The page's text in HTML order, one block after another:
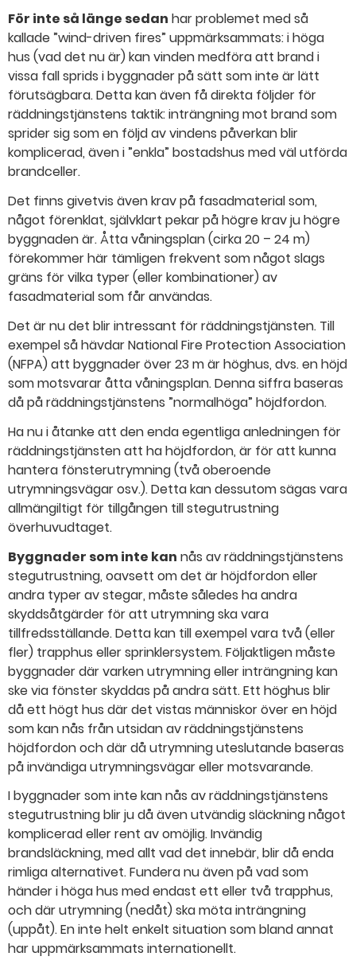
För inte så länge sedan har problemet med så
kallade ”wind-driven fires” uppmärksammats: i höga
hus (vad det nu är) kan vinden medföra att brand i
vissa fall sprids i byggnader på sätt som inte är lätt
förutsägbara. Detta kan även få direkta följder för
räddningstjänstens taktik: inträngning mot brand som
sprider sig som en följd av vindens påverkan blir
komplicerad, även i ”enkla” bostadshus med väl utförda
brandceller.
Det finns givetvis även krav på fasadmaterial som,
något förenklat, självklart pekar på högre krav ju högre
byggnaden är. Åtta våningsplan (cirka 20 – 24 m)
förekommer här tämligen frekvent som något slags
gräns för vilka typer (eller kombinationer) av
fasadmaterial som får användas.
Det är nu det blir intressant för räddningstjänsten. Till
exempel så hävdar National Fire Protection Association
(NFPA) att byggnader över 23 m är höghus, dvs. en höjd
som motsvarar åtta våningsplan. Denna siffra baseras
då på räddningstjänstens ”normalhöga” höjdfordon.
Ha nu i åtanke att den enda egentliga anledningen för
räddningstjänsten att ha höjdfordon, är för att kunna
hantera fönsterutrymning (två oberoende
utrymningsvägar osv.). Detta kan dessutom sägas vara
allmängiltigt för tillgången till stegutrustning
överhuvudtaget.
Byggnader som inte kan nås av räddningstjänstens
stegutrustning, oavsett om det är höjdfordon eller
andra typer av stegar, måste således ha andra
skyddsåtgärder för att utrymning ska vara
tillfredsställande. Detta kan till exempel vara två (eller
fler) trapphus eller sprinklersystem. Följaktligen måste
byggnader där varken utrymning eller inträngning kan
ske via fönster skyddas på andra sätt. Ett höghus blir
då ett högt hus där det vistas människor över en höjd
som kan nås från utsidan av räddningstjänstens
höjdfordon och där då utrymning uteslutande baseras
på invändiga utrymningsvägar eller motsvarande.
I byggnader som inte kan nås av räddningstjänstens
stegutrustning blir ju då även utvändig släckning något
komplicerad eller rent av omöjlig. Invändig
brandsläckning, med allt vad det innebär, blir då enda
rimliga alternativet. Fundera nu även på vad som
händer i höga hus med endast ett eller två trapphus,
och där utrymning (nedåt) ska möta inträngning
(uppåt). En inte helt enkelt situation som bland annat
har uppmärksammats internationellt.